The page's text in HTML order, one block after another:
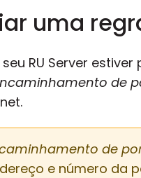
uma
seu RU Server
de
de
e número da